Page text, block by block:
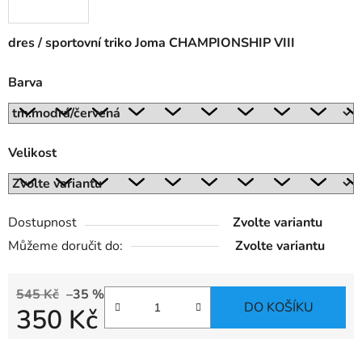
dres / sportovní triko Joma CHAMPIONSHIP VIII
Barva
Velikost
Dostupnost
Zvolte variantu
Můžeme doručit do:
Zvolte variantu
545 Kč –35 %
350 Kč DO KOŠÍKU